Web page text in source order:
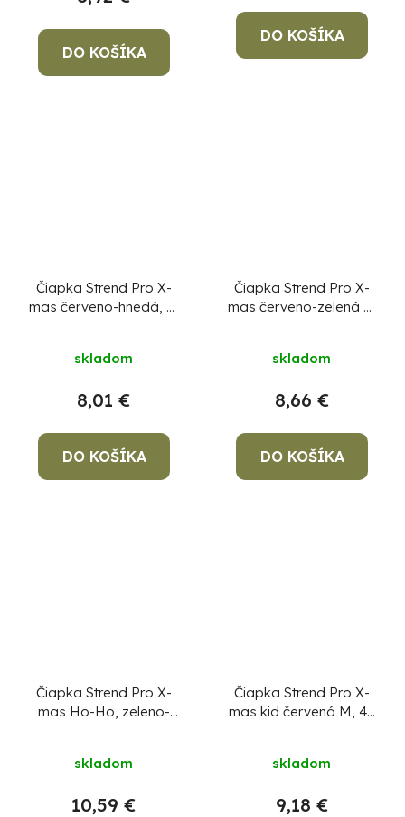
DO KOŠÍKA
DO KOŠÍKA
Čiapka Strend Pro X-
mas červeno-hnedá, L,
skladom
8,01 €
DO KOŠÍKA
Čiapka Strend Pro X-
mas červeno-zelená L,
skladom
8,66 €
DO KOŠÍKA
Čiapka Strend Pro X-
mas Ho-Ho, zeleno-
skladom
10,59 €
Čiapka Strend Pro X-
mas kid červená M, 4x
skladom
9,18 €